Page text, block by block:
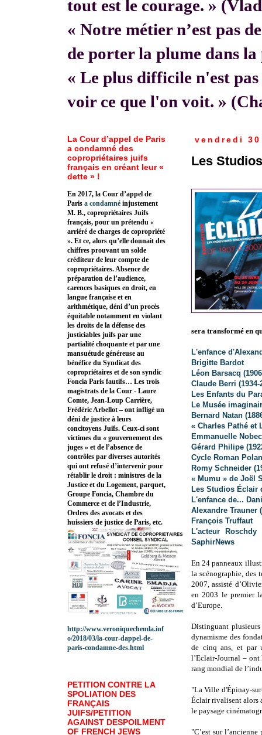
tout est le courage. »
« Notre métier n’est pas
de porter la plume dans
« Le plus difficile n'est
voir ce que l'on voit. »
vendredi
Les
sera transformé en
L'enfance
Brigitte Bardot
Léon Barsacq
Claude Berri (1934-
Les Enfants du
Le Musée
Bernard Natan
« Charles Pathé et
Emmanuelle
Gérard Philipe
Cycle Roman
Romy Schneider
« Mumu » de Joël
Les Studios Éclair
L'enfance de...
Alexandre Trauner
François Truffaut
L'acteur
SaphirNews
En 24 panneaux
la scénographie, des
2007, assisté
en 2003 le premier
d’Europe.
Distinguant
dynamisme des
de cinq ans, et par
l’Eclair-Journal – ont
rang mondial de
"La Ville d'Épinay-
Éclair rivalisent alors
le paysage
"C’est sur
La Cour d’appel de Paris
a condamné des
copropriétaires juifs
français en créant leur «
dette » !
En 2017, la Cour d’appel de
Paris a condamné injustement
M. B., copropriétaires Juifs
français, pour un prétendu «
arriéré de charges de copropriété
». Et ce, alors qu’elle donnait des
chiffres prouvant un solde
créditeur de leur compte de
copropriétaires. Absence de
préparation de l’audience,
carences basiques en droit, en
langue française et en
arithmétique, déni d’un procès
équitable notamment en violant
les droits de la défense des
justiciables juifs par une
partialité choquante et par une
mansuétude généreuse au
bénéfice du Syndicat des
copropriétaires et de son syndic
Foncia Paris fautifs… Les trois
magistrats de la Cour - Laure
Comte, Jean-Loup Carrière,
Frédéric Arbellot – ont infligé un
déni de justice à leurs
concitoyens Juifs. Ceux-ci sont
victimes du « gouvernement des
juges » et de l’absence de
contrôles par diverses autorités
qui ont refusé d’intervenir pour
rétablir le droit : ministres de la
Justice et du Logement, parquet,
Groupe Foncia, Chambre du
Commerce et de l’Industrie,
Ordres des avocats et des
huissiers de justice de Paris, etc.
http://www.veroniquechemla.inf
o/2018/03/la-cour-dappel-de-
paris-condamne-des.html
PETITION CONTRE LA
SPOLIATION DES
FRANÇAIS
JUIFS/PETITION
AGAINST DESPOILMENT
OF FRENCH JEWS